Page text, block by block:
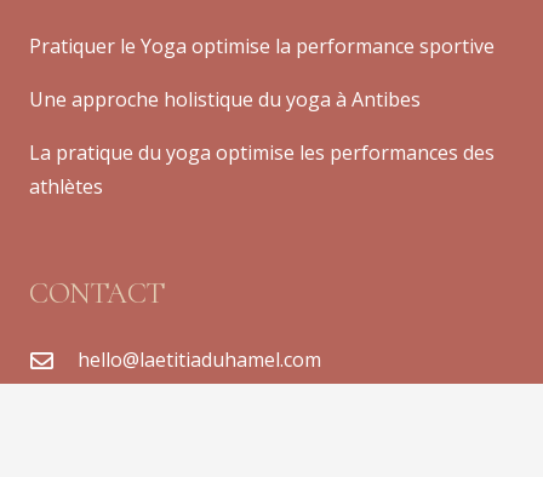
Pratiquer le Yoga optimise la performance sportive
Une approche holistique du yoga à Antibes
La pratique du yoga optimise les performances des
athlètes
CONTACT
hello@laetitiaduhamel.com